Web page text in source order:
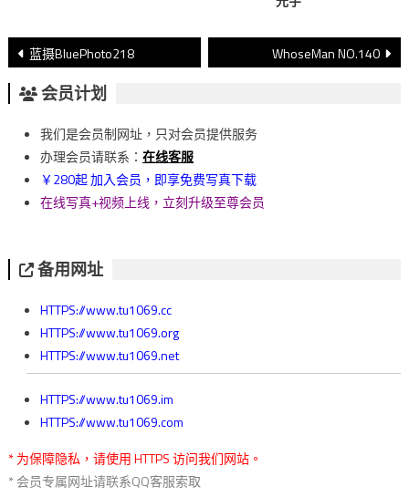
文
章
導
覽
蓝摄BluePhoto218 WhoseMan NO.140
会员计划
我们是会员制网址，只对会员提供服务
办理会员请联系： 在线客服
￥280起 加入会员，即享免费写真下载
在线写真+视频上线，立刻升级至尊会员
备用网址
HTTPS://www.tu1069.cc
HTTPS://www.tu1069.org
HTTPS://www.tu1069.net
HTTPS://www.tu1069.im
HTTPS://www.tu1069.com
* 为保障隐私，请使用 HTTPS 访问我们网站。
* 会员专属网址请联系QQ客服索取